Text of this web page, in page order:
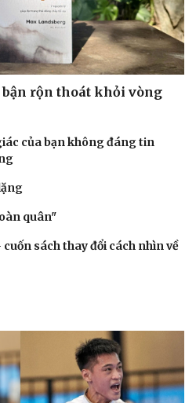
rộn thoát khỏi vòng
của bạn không đáng tin
quân"
sách thay đổi cách nhìn về